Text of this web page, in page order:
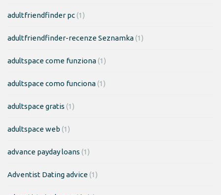
adultfriendfinder pc(1)
adultfriendfinder-recenze Seznamka(1)
adultspace come funziona(1)
adultspace como funciona(1)
adultspace gratis (1)
adultspace web (1)
advance payday loans (1)
Adventist Dating advice(1)